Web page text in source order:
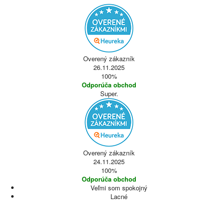
Overený zákazník
26.11.2025
100%
Odporúča obchod
Super.
Overený zákazník
24.11.2025
100%
Odporúča obchod
Veľmi som spokojný
Lacné